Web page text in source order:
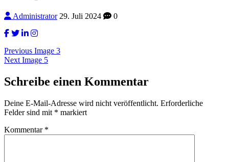
Administrator 29. Juli 2024 0
Beitragsnavigation
Previous Previous
post:
Image 3
Next Next
Image 5
Schreibe einen Kommentar
Deine E-Mail-Adresse wird nicht veröffentlicht. Erforderliche
Felder sind mit * markiert
Kommentar *